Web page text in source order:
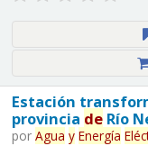
Estación
provincia deRío
por Agua y Energía